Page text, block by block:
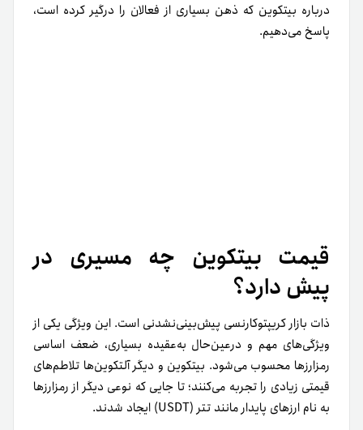
درباره بیتکوین که ذهن بسیاری از فعالان را درگیر کرده است،
پاسخ می‌دهیم.
قیمت بیتکوین چه مسیری در
پیش دارد؟
ذات بازار کریپتوکارنسی پیش‌بینی‌نشدنی است. این ویژگی یکی از
ویژگی‌های مهم و درعین‌حال به‌عقیده بسیاری، ضعف اساسی
رمزارزها محسوب می‌شود. بیتکوین و دیگر آلتکوین‌ها تلاطم‌های
قیمتی زیادی را تجربه می‌کنند؛ تا جایی که نوعی دیگر از رمزارزها
به‌ نام ارزهای پایدار مانند تتر (USDT) ایجاد شدند.